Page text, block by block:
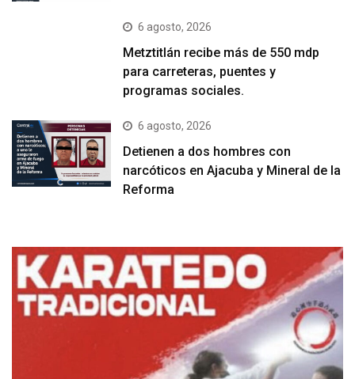
6 agosto, 2026
Metztitlán recibe más de 550 mdp
para carreteras, puentes y
programas sociales.
6 agosto, 2026
Detienen a dos hombres con
narcóticos en Ajacuba y Mineral de la
Reforma